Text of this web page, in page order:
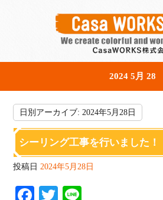
2024 5月 28
日別アーカイブ:2024年5月28日
シーリング工事を行いました！
投稿日 2024年5月28日
Fa T